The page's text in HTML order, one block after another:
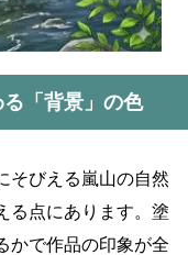
「背景」の色
そびえる嵐山の自然
る点にあります。塗
かで作品の印象が全